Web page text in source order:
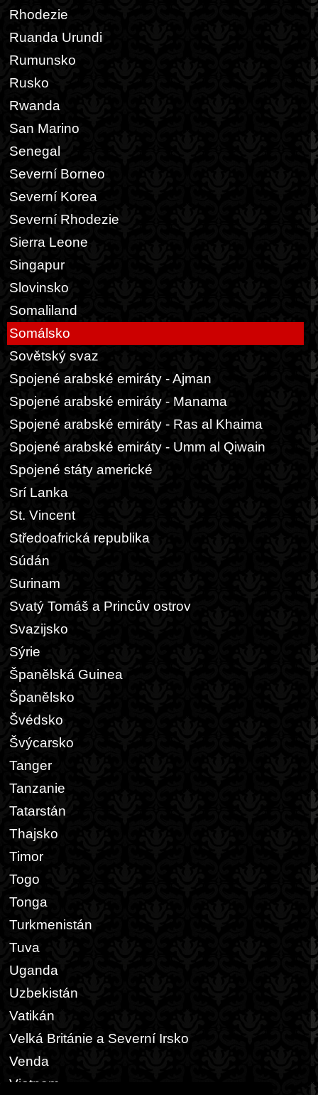
Rhodezie
Ruanda Urundi
Rumunsko
Rusko
Rwanda
San Marino
Senegal
Severní Borneo
Severní Korea
Severní Rhodezie
Sierra Leone
Singapur
Slovinsko
Somaliland
Somálsko
Sovětský svaz
Spojené arabské emiráty - Ajman
Spojené arabské emiráty - Manama
Spojené arabské emiráty - Ras al Khaima
Spojené arabské emiráty - Umm al Qiwain
Spojené státy americké
Srí Lanka
St. Vincent
Středoafrická republika
Súdán
Surinam
Svatý Tomáš a Princův ostrov
Svazijsko
Sýrie
Španělská Guinea
Španělsko
Švédsko
Švýcarsko
Tanger
Tanzanie
Tatarstán
Thajsko
Timor
Togo
Tonga
Turkmenistán
Tuva
Uganda
Uzbekistán
Vatikán
Velká Británie a Severní Irsko
Venda
Vietnam